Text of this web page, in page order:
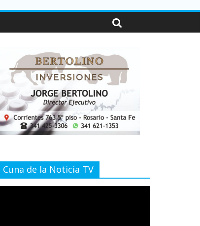
Cuna de la Noticia TV